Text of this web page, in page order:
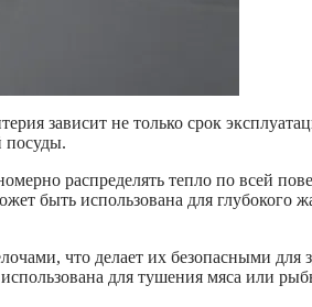
зависит не только срок
посуды.
распределять тепло по всей
быть использована для глубокого
что делает их безопасными для
для тушения мяса или